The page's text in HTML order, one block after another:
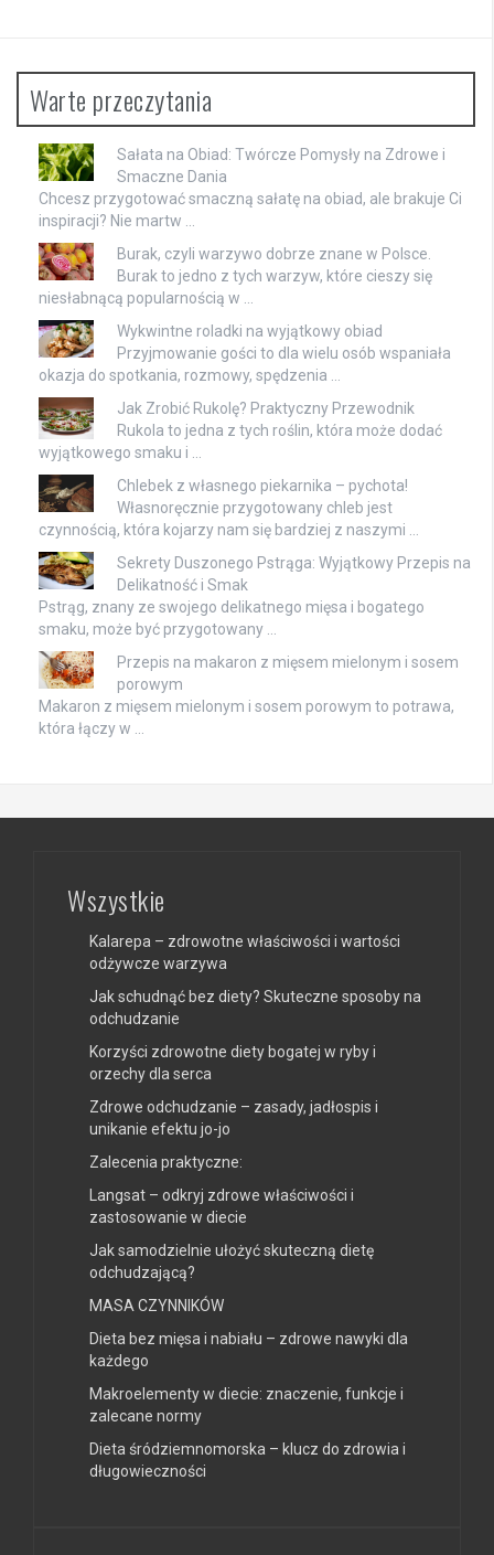
Warte przeczytania
Sałata na Obiad: Twórcze Pomysły na Zdrowe i
Smaczne Dania
Chcesz przygotować smaczną sałatę na obiad, ale brakuje Ci
inspiracji? Nie martw …
Burak, czyli warzywo dobrze znane w Polsce.
Burak to jedno z tych warzyw, które cieszy się
niesłabnącą popularnością w …
Wykwintne roladki na wyjątkowy obiad
Przyjmowanie gości to dla wielu osób wspaniała
okazja do spotkania, rozmowy, spędzenia …
Jak Zrobić Rukolę? Praktyczny Przewodnik
Rukola to jedna z tych roślin, która może dodać
wyjątkowego smaku i …
Chlebek z własnego piekarnika – pychota!
Własnoręcznie przygotowany chleb jest
czynnością, która kojarzy nam się bardziej z naszymi …
Sekrety Duszonego Pstrąga: Wyjątkowy Przepis na
Delikatność i Smak
Pstrąg, znany ze swojego delikatnego mięsa i bogatego
smaku, może być przygotowany …
Przepis na makaron z mięsem mielonym i sosem
porowym
Makaron z mięsem mielonym i sosem porowym to potrawa,
która łączy w …
Wszystkie
Kalarepa – zdrowotne właściwości i wartości
odżywcze warzywa
Jak schudnąć bez diety? Skuteczne sposoby na
odchudzanie
Korzyści zdrowotne diety bogatej w ryby i
orzechy dla serca
Zdrowe odchudzanie – zasady, jadłospis i
unikanie efektu jo-jo
Zalecenia praktyczne:
Langsat – odkryj zdrowe właściwości i
zastosowanie w diecie
Jak samodzielnie ułożyć skuteczną dietę
odchudzającą?
MASA CZYNNIKÓW
Dieta bez mięsa i nabiału – zdrowe nawyki dla
każdego
Makroelementy w diecie: znaczenie, funkcje i
zalecane normy
Dieta śródziemnomorska – klucz do zdrowia i
długowieczności